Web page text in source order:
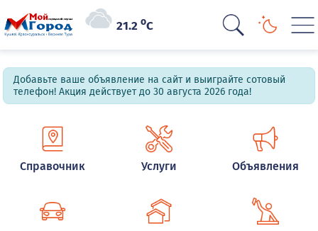
21.2oC
Добавьте ваше объявление на сайт и выиграйте сотовый
телефон! Акция действует до 30 августа 2026 года!
Справочник Услуги Объявления